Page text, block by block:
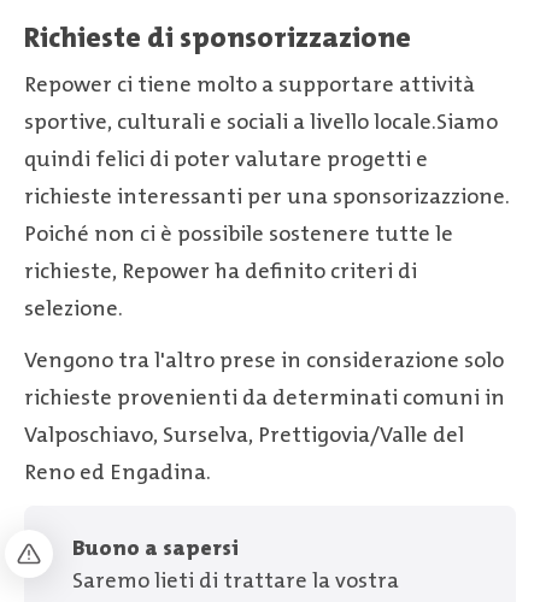
Richieste di sponsorizzazione
Repower ci tiene molto a supportare attività
sportive, culturali e sociali a livello locale.Siamo
quindi felici di poter valutare progetti e
richieste interessanti per una sponsorizazzione.
Poiché non ci è possibile sostenere tutte le
richieste, Repower ha definito criteri di
selezione.
Vengono tra l'altro prese in considerazione solo
richieste provenienti da determinati comuni in
Valposchiavo, Surselva, Prettigovia/Valle del
Reno ed Engadina.
Buono a sapersi
Saremo lieti di trattare la vostra